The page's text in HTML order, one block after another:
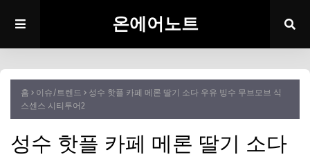
온에어노트
홈 이슈/트렌드
성수 핫플 카페 메론 딸기 소다 우유 빙수 무브모브 식
스센스 시티투어2
성수 핫플 카페 메론 딸기 소다